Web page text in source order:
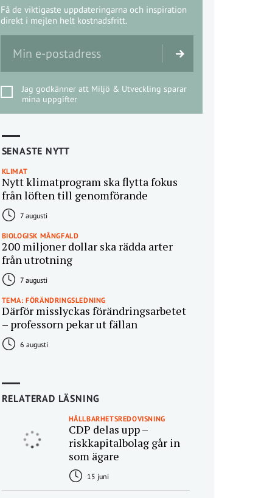
Få de viktigaste uppdateringarna och inspiration
direkt i mejlen helt kostnadsfritt.
Jag godkänner att Miljö & Utveckling sparar
mina uppgifter
SENASTE NYTT
KLIMAT
Nytt klimatprogram ska flytta fokus
från löften till genomförande
7 augusti
BIOLOGISK MÅNGFALD
200 miljoner dollar ska rädda arter
från utrotning
7 augusti
TEMA: FÖRÄNDRINGSLEDNING
Därför misslyckas förändringsarbetet
– professorn pekar ut fällan
6 augusti
RELATERAD LÄSNING
HÅLLBARHETSREDOVISNING
CDP delas upp –
riskkapitalbolag går in
som ägare
15 juni